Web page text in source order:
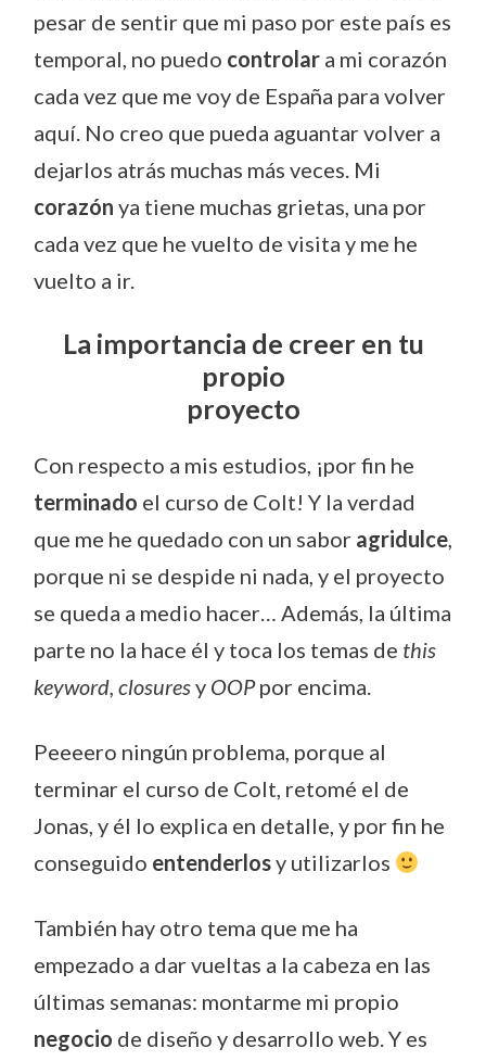
pesar de sentir que mi paso por este país es
temporal, no puedo controlar a mi corazón
cada vez que me voy de España para volver
aquí. No creo que pueda aguantar volver a
dejarlos atrás muchas más veces. Mi
corazón ya tiene muchas grietas, una por
cada vez que he vuelto de visita y me he
vuelto a ir.
La importancia de creer en tu
propio
proyecto
Con respecto a mis estudios, ¡por fin he
terminado el curso de Colt! Y la verdad
que me he quedado con un sabor agridulce,
porque ni se despide ni nada, y el proyecto
se queda a medio hacer… Además, la última
parte no la hace él y toca los temas de this
keyword, closuresy OOPpor encima.
Peeeero ningún problema, porque al
terminar el curso de Colt, retomé el de
Jonas, y él lo explica en detalle, y por fin he
conseguido entenderlosy utilizarlos
También hay otro tema que me ha
empezado a dar vueltas a la cabeza en las
últimas semanas: montarme mi propio
negocio de diseño y desarrollo web. Y es